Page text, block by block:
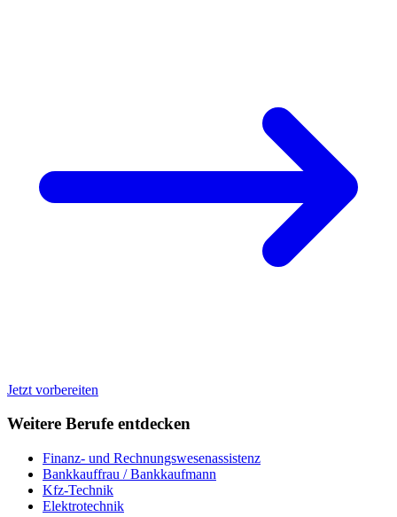
Jetzt vorbereiten
Weitere Berufe entdecken
Finanz- und Rechnungswesenassistenz
Bankkauffrau / Bankkaufmann
Kfz-Technik
Elektrotechnik